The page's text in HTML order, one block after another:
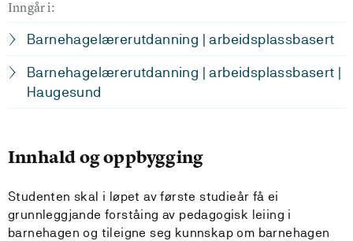
Inngår i:
Barnehagelærerutdanning | arbeidsplassbasert
Barnehagelærerutdanning | arbeidsplassbasert |
Haugesund
Innhald og oppbygging
Studenten skal i løpet av første studieår få ei
grunnleggjande forståing av pedagogisk leiing i
barnehagen og tileigne seg kunnskap om barnehagen